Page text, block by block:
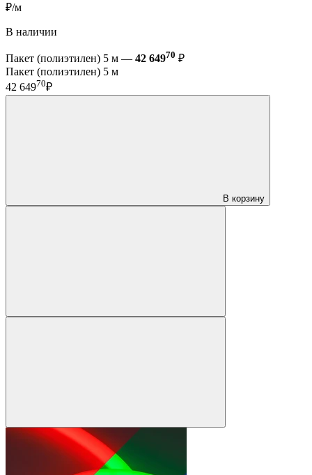
₽/м
В наличии
Пакет (полиэтилен) 5 м — 42 64970 ₽
Пакет (полиэтилен) 5 м
42 64970₽
В корзину